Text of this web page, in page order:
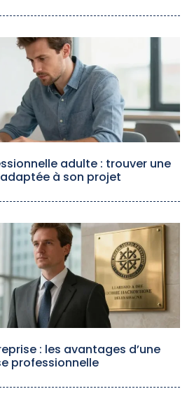
adulte : trouver une
à son projet
: les avantages d’une
professionnelle